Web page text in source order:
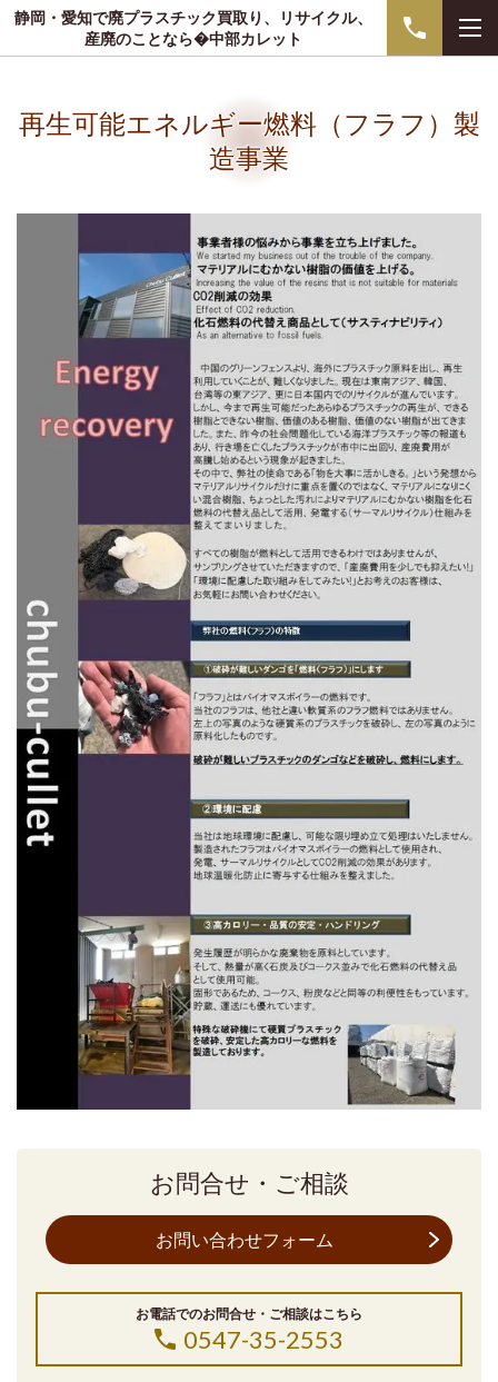
静岡・愛知で廃プラスチック買取り、リサイクル、
産廃のことなら�中部カレット
再生可能エネルギー燃料（フラフ）製
造事業
お問合せ・ご相談
お問い合わせフォーム
お電話でのお問合せ・ご相談はこちら
0547-35-2553